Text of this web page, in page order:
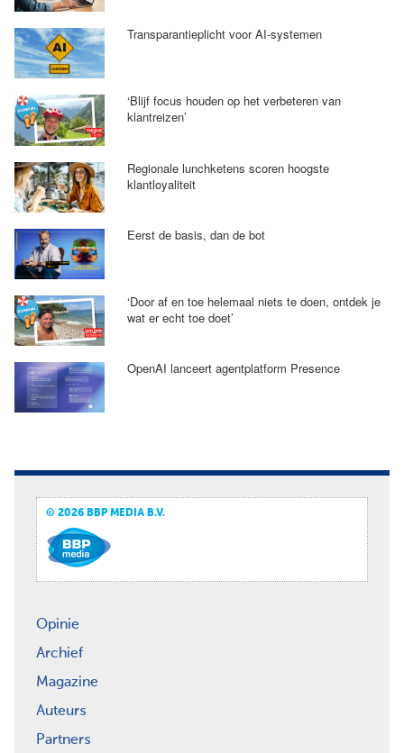
Transparantieplicht voor AI-systemen
‘Blijf focus houden op het verbeteren van
klantreizen’
Regionale lunchketens scoren hoogste
klantloyaliteit
Eerst de basis, dan de bot
‘Door af en toe helemaal niets te doen, ontdek je
wat er echt toe doet’
OpenAI lanceert agentplatform Presence
© 2026 BBP MEDIA B.V.
Opinie
Archief
Magazine
Auteurs
Partners